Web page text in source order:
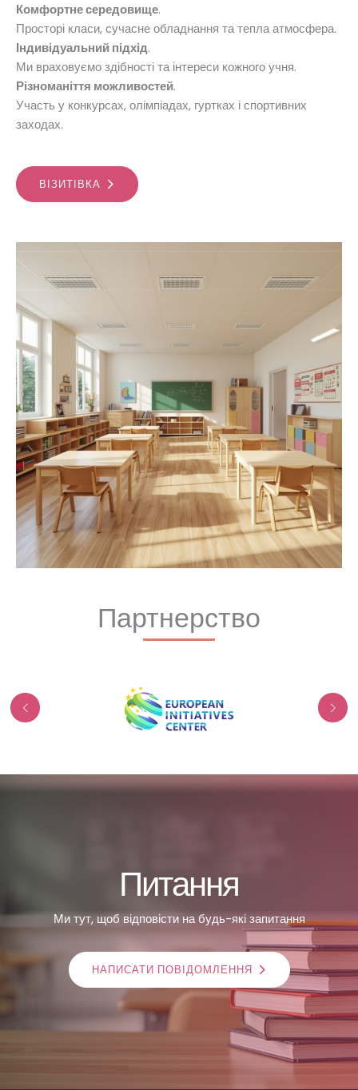
Комфортне середовище.
Просторі класи, сучасне обладнання та тепла атмосфера.
Індивідуальний підхід.
Ми враховуємо здібності та інтереси кожного учня.
Різноманіття можливостей.
Участь у конкурсах, олімпіадах, гуртках і спортивних
заходах.
ВІЗИТІВКА
Партнерство
Питання
Ми тут, щоб відповісти на будь-які запитання
НАПИСАТИ ПОВІДОМЛЕННЯ